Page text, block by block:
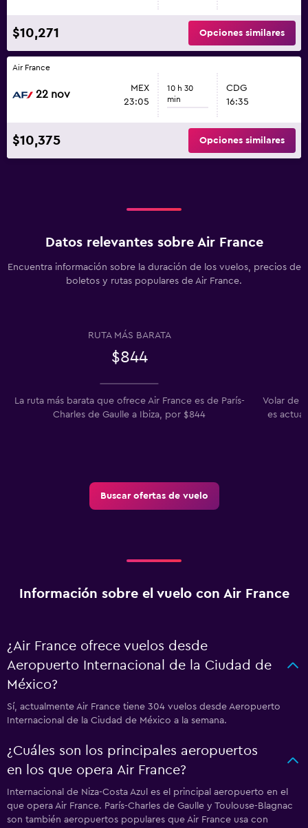
$10,271 Opciones similares
Air France
22 nov
MEX
23:05
10 h 30
min
CDG
16:35
$10,375 Opciones similares
Datos relevantes sobre Air France
Encuentra información sobre la duración de los vuelos, precios de
boletos y rutas populares de Air France.
RUTA MÁS BARATA
$844
La ruta más barata que ofrece Air France es de París-
Charles de Gaulle a Ibiza, por $844
Volar de
es
Buscar ofertas de vuelo
Información sobre el vuelo con Air France
¿Air France ofrece vuelos desde
Aeropuerto Internacional de la Ciudad de
México?
Sí, actualmente Air France tiene 304 vuelos desde Aeropuerto
Internacional de la Ciudad de México a la semana.
¿Cuáles son los principales aeropuertos
en los que opera Air France?
Internacional de Niza-Costa Azul es el principal aeropuerto en el
que opera Air France. París-Charles de Gaulle y Toulouse-Blagnac
son también aeropuertos populares que Air France usa con